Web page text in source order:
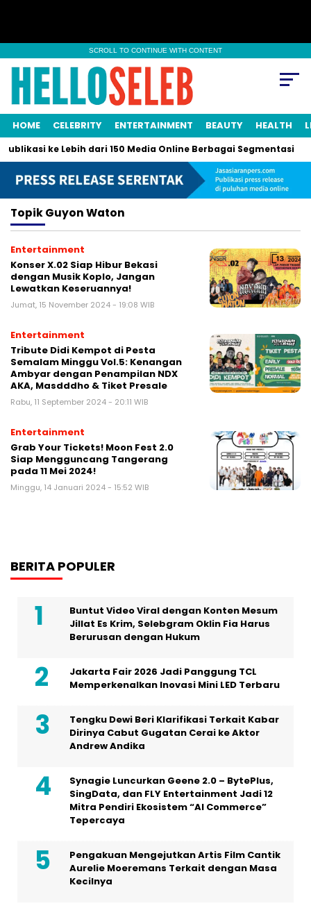
SCROLL TO CONTINUE WITH CONTENT
HOME CELEBRITY ENTERTAINMENT BEAUTY HEALTH
ke Lebih dari 150 Media Online Berbagai Segmentasi
TopikGuyon Waton
Entertainment
Konser X.02 Siap Hibur Bekasi
dengan Musik Koplo, Jangan
Lewatkan Keseruannya!
Jumat, 15 November 2024 - 19:08 WIB
Entertainment
Tribute Didi Kempot di Pesta
Semalam Minggu Vol.5: Kenangan
Ambyar dengan Penampilan NDX
AKA, Masdddho & Tiket Presale
Rabu, 11 September 2024 - 20:11 WIB
Entertainment
Grab Your Tickets! Moon Fest 2.0
Siap Mengguncang Tangerang
pada 11 Mei 2024!
Minggu, 14 Januari 2024 - 15:52 WIB
BERITA POPULER
Buntut Video Viral dengan Konten Mesum
Jillat Es Krim, Selebgram Oklin Fia Harus
Berurusan dengan Hukum
Jakarta Fair 2026 Jadi Panggung TCL
Memperkenalkan Inovasi Mini LED Terbaru
Tengku Dewi Beri Klarifikasi Terkait Kabar
Dirinya Cabut Gugatan Cerai ke Aktor
Andrew Andika
Synagie Luncurkan Geene 2.0 – BytePlus,
SingData, dan FLY Entertainment Jadi 12
Mitra Pendiri Ekosistem “AI Commerce”
Tepercaya
Pengakuan Mengejutkan Artis Film Cantik
Aurelie Moeremans Terkait dengan Masa
Kecilnya